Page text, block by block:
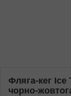
Фляга-кег Ice
чорно-